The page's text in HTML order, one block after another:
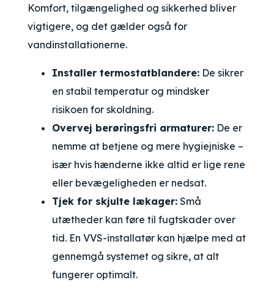
Komfort, tilgængelighed og sikkerhed bliver
vigtigere, og det gælder også for
vandinstallationerne.
Installer termostatblandere: De sikrer
en stabil temperatur og mindsker
risikoen for skoldning.
Overvej berøringsfri armaturer: De er
nemme at betjene og mere hygiejniske –
især hvis hænderne ikke altid er lige rene
eller bevægeligheden er nedsat.
Tjek for skjulte lækager: Små
utætheder kan føre til fugtskader over
tid. En VVS-installatør kan hjælpe med at
gennemgå systemet og sikre, at alt
fungerer optimalt.